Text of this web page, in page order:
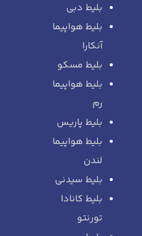
بلیط دبی
بلیط هواپیما
آنکارا
بلیط مسکو
بلیط هواپیما
رم
بلیط پاریس
بلیط هواپیما
لندن
بلیط سیدنی
بلیط کانادا
تورنتو